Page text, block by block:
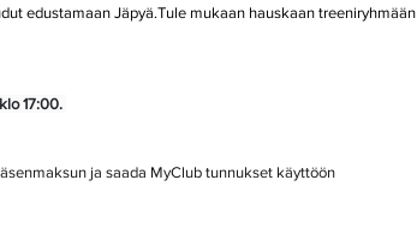
edustamaan Jäpyä.Tule mukaan hauskaan treeniryhmään
17:00.
ja saada MyClub tunnukset käyttöön